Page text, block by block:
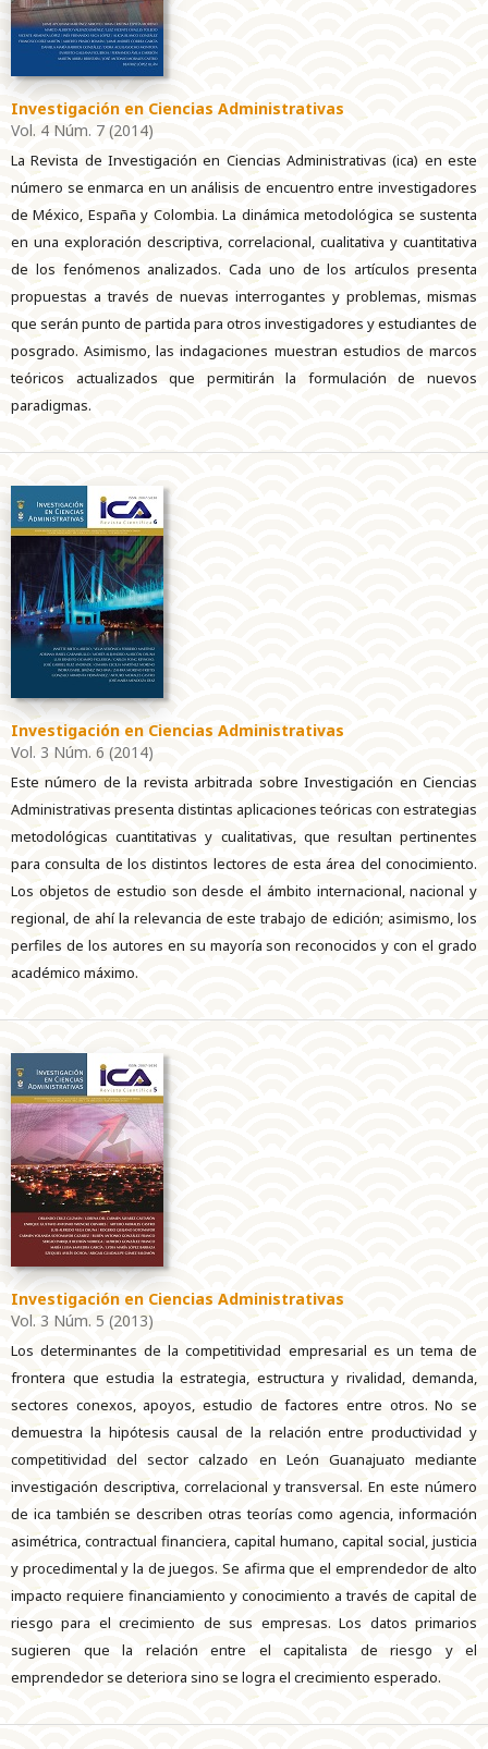
Investigación en Ciencias Administrativas
Vol. 4 Núm. 7 (2014)
La Revista de Investigación en Ciencias Administrativas (ica) en este
número se enmarca en un análisis de encuentro entre investigadores
de México, España y Colombia. La dinámica metodológica se sustenta
en una exploración descriptiva, correlacional, cualitativa y cuantitativa
de los fenómenos analizados. Cada uno de los artículos presenta
propuestas a través de nuevas interrogantes y problemas, mismas
que serán punto de partida para otros investigadores y estudiantes de
posgrado. Asimismo, las indagaciones muestran estudios de marcos
teóricos actualizados que permitirán la formulación de nuevos
paradigmas.
Investigación en Ciencias Administrativas
Vol. 3 Núm. 6 (2014)
Este número de la revista arbitrada sobre Investigación en Ciencias
Administrativas presenta distintas aplicaciones teóricas con estrategias
metodológicas cuantitativas y cualitativas, que resultan pertinentes
para consulta de los distintos lectores de esta área del conocimiento.
Los objetos de estudio son desde el ámbito internacional, nacional y
regional, de ahí la relevancia de este trabajo de edición; asimismo, los
perfiles de los autores en su mayoría son reconocidos y con el grado
académico máximo.
Investigación en Ciencias Administrativas
Vol. 3 Núm. 5 (2013)
Los determinantes de la competitividad empresarial es un tema de
frontera que estudia la estrategia, estructura y rivalidad, demanda,
sectores conexos, apoyos, estudio de factores entre otros. No se
demuestra la hipótesis causal de la relación entre productividad y
competitividad del sector calzado en León Guanajuato mediante
investigación descriptiva, correlacional y transversal. En este número
de ica también se describen otras teorías como agencia, información
asimétrica, contractual financiera, capital humano, capital social, justicia
y procedimental y la de juegos. Se afirma que el emprendedor de alto
impacto requiere financiamiento y conocimiento a través de capital de
riesgo para el crecimiento de sus empresas. Los datos primarios
sugieren que la relación entre el capitalista de riesgo y el
emprendedor se deteriora sino se logra el crecimiento esperado.